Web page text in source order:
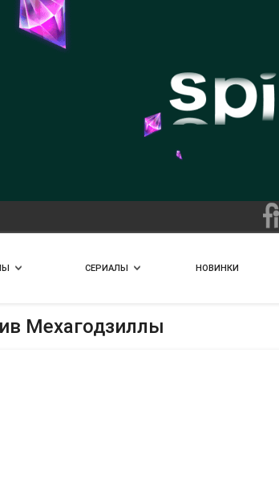
СЕРИАЛЫ НОВИНКИ
Мехагодзиллы